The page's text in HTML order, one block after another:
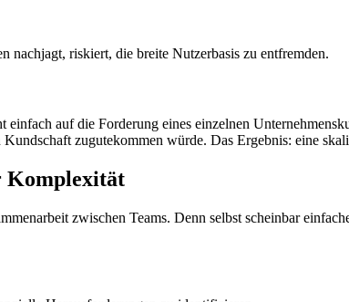
nachjagt, riskiert, die breite Nutzerbasis zu entfremden.
auf die Forderung eines einzelnen
zugutekommen würde. Das Ergebnis: eine
Komplexität
zwischen Teams. Denn selbst scheinbar